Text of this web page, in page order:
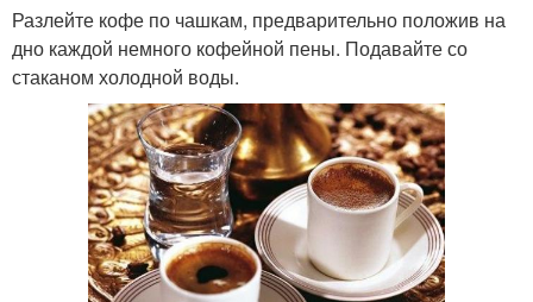
Разлейте кофе по чашкам, предварительно положив на
дно каждой немного кофейной пены. Подавайте со
стаканом холодной воды.